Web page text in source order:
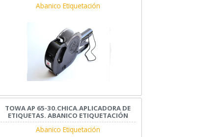
Abanico Etiquetación
TOWA AP 65-30.CHICA.APLICADORA DE
ETIQUETAS. ABANICO ETIQUETACIÓN
Abanico Etiquetación